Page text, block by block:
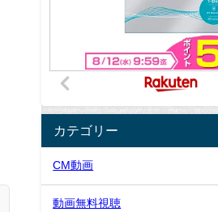
カテゴリー
CM動画
動画無料視聴